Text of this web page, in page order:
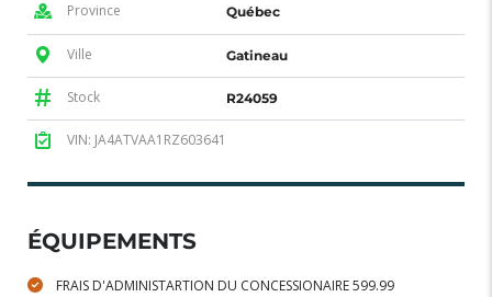
Province Québec
Ville Gatineau
Stock R24059
VIN: JA4ATVAA1RZ603641
ÉQUIPEMENTS
FRAIS D'ADMINISTARTION DU CONCESSIONAIRE 599.99